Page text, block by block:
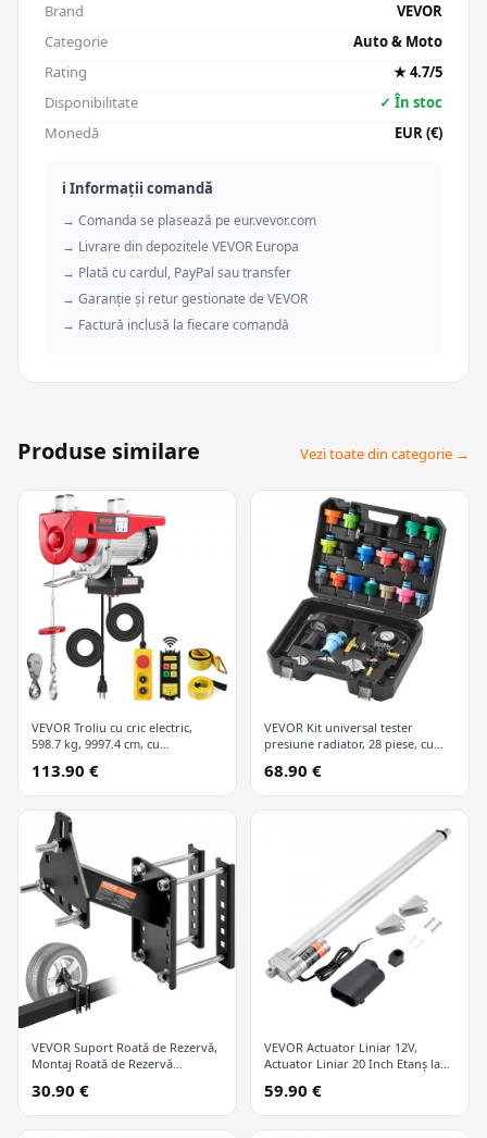
Brand
VEVOR
Categorie
Auto & Moto
Rating
★ 4.7/5
Disponibilitate
✓ În stoc
Monedă
EUR (€)
ℹ️ Informații comandă
→ Comanda se plasează pe eur.vevor.com
→ Livrare din depozitele VEVOR Europa
→ Plată cu cardul, PayPal sau transfer
→ Garanție și retur gestionate de VEVOR
→ Factură inclusă la fiecare comandă
Produse similare Vezi toate din categorie →
VEVOR Troliu cu cric electric,
598.7 kg, 9997.4 cm, cu
cu fir
113.90 €
VEVOR Kit universal tester
presiune radiator, 28 piese, cu
codificate după culori, kit vid
refill pentru sisteme de răcire
68.90 €
VEVOR Suport Roată de Rezervă,
Montaj Roată de Rezervă
Accesorii Remorcă Utilitară se
Potrivește la Majoritatea Roților
cu 4 & 5 & 6 & 8 Găuri pe Găuri
30.90 €
VEVOR Actuator Liniar 12V,
Actuator Liniar 20 Inch Etanș la
Actuator Mișcare Liniară cu
Suport Montaj pentru Utilizare în
Aer Liber
59.90 €